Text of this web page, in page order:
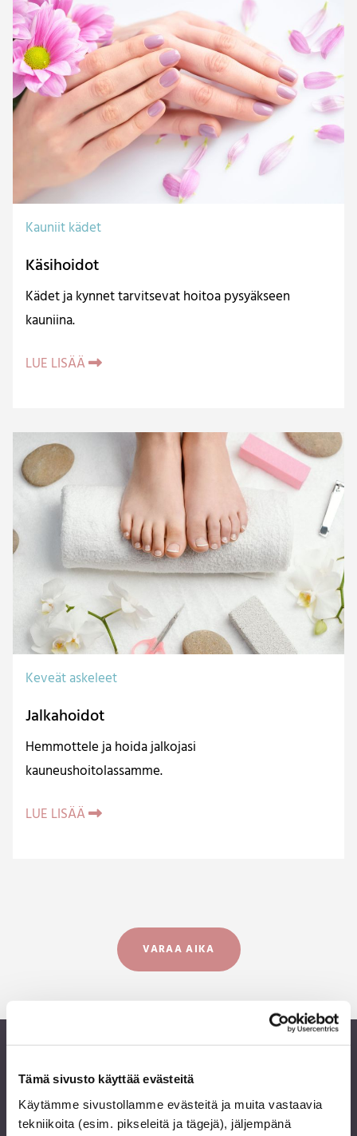
Tämä sivusto käyttää evästeitä
Käytämme sivustollamme evästeitä ja muita vastaavia
tekniikoita (esim. pikseleitä ja tägejä), jäljempänä
Kauniit kädet
Käsihoidot
Kädet ja kynnet tarvitsevat hoitoa pysyäkseen
kauniina.
LUE LISÄÄ 
Keveät askeleet
Jalkahoidot
Hemmottele ja hoida jalkojasi
kauneushoitolassamme.
LUE LISÄÄ 
VARAA AIKA
Hyvää oloa Tampereen
Kauneushoitolasta